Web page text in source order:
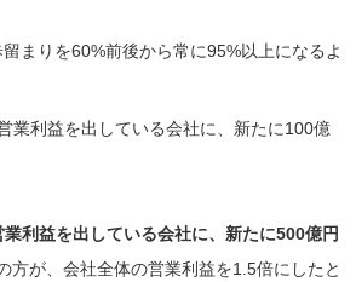
まりを60%前後から常に95%以上になるよ
業利益を出している会社に、新たに100億
利益を出している会社に、新たに500億円
方が、会社全体の営業利益を1.5倍にしたと